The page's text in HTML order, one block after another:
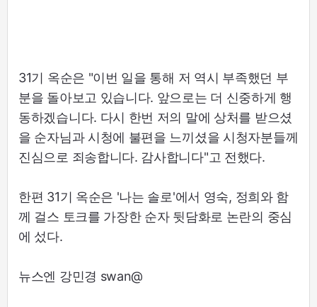
31기 옥순은 "이번 일을 통해 저 역시 부족했던 부
분을 돌아보고 있습니다. 앞으로는 더 신중하게 행
동하겠습니다. 다시 한번 저의 말에 상처를 받으셨
을 순자님과 시청에 불편을 느끼셨을 시청자분들께
진심으로 죄송합니다. 감사합니다"고 전했다.
한편 31기 옥순은 '나는 솔로'에서 영숙, 정희와 함
께 걸스 토크를 가장한 순자 뒷담화로 논란의 중심
에 섰다.
뉴스엔 강민경 swan@